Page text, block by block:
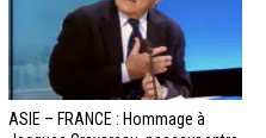
ASIE – FRANCE : Hommage à